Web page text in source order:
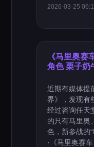
2026-03-25
《马里奥赛
角色 栗子奶
近期有媒体提
界》，发现有
经过咨询任天
的只有马里奥
色，新参战的
·《马里奥赛车